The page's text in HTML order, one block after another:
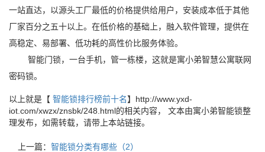
一站直达，以源头工厂最低的价格提供给用户，安装成本低于其他
厂家百分之五十以上。在低价格的基础上，融入软件管理，提供在
高稳定、易部署、低功耗的高性价比服务体验。
智能门锁，一台手机，管一栋楼，这就是寓小弟智慧公寓联网
密码锁。
以上就是【 智能锁排行榜前十名】http://www.yxd-
iot.com/xwzx/znsbk/248.html的相关内容， 文本由寓小弟智能锁整
理发布，如需转载，请带上本站链接。
上一篇： 智能锁分类有哪些（2）